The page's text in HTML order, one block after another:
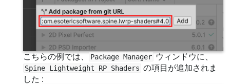
こちらの例では、 Package Manager ウィンドウに、
Spine Lightweight RP Shaders の項目が追加されま
した :